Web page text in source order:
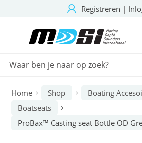
Registreren |
Home Shop
Boating
Boatseats
ProBax™ Casting seat Bottle OD